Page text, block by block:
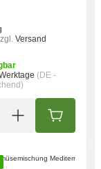
Versand
(DE -
IN DEN